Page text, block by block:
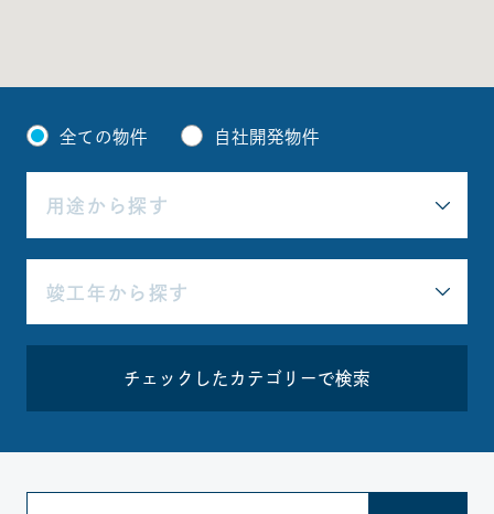
全ての物件 自社開発物件
チェックしたカテゴリーで検索